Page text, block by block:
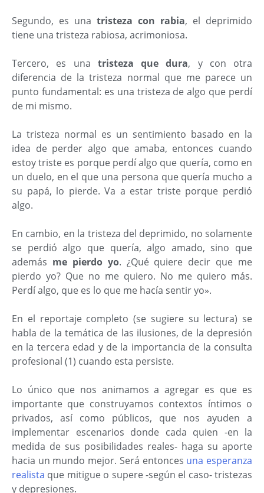
Segundo, es una tristeza con rabia, el deprimido
tiene una tristeza rabiosa, acrimoniosa.
Tercero, es una tristeza que dura, y con otra
diferencia de la tristeza normal que me parece un
punto fundamental: es una tristeza de algo que perdí
de mi mismo.
La tristeza normal es un sentimiento basado en la
idea de perder algo que amaba, entonces cuando
estoy triste es porque perdí algo que quería, como en
un duelo, en el que una persona que quería mucho a
su papá, lo pierde. Va a estar triste porque perdió
algo.
En cambio, en la tristeza del deprimido, no solamente
se perdió algo que quería, algo amado, sino que
además me pierdo yo. ¿Qué quiere decir que me
pierdo yo? Que no me quiero. No me quiero más.
Perdí algo, que es lo que me hacía sentir yo».
En el reportaje completo (se sugiere su lectura) se
habla de la temática de las ilusiones, de la depresión
en la tercera edad y de la importancia de la consulta
profesional (1) cuando esta persiste.
Lo único que nos animamos a agregar es que es
importante que construyamos contextos íntimos o
privados, así como públicos, que nos ayuden a
implementar escenarios donde cada quien -en la
medida de sus posibilidades reales- haga su aporte
hacia un mundo mejor. Será entonces una esperanza
realista que mitigue o supere -según el caso- tristezas
y depresiones.